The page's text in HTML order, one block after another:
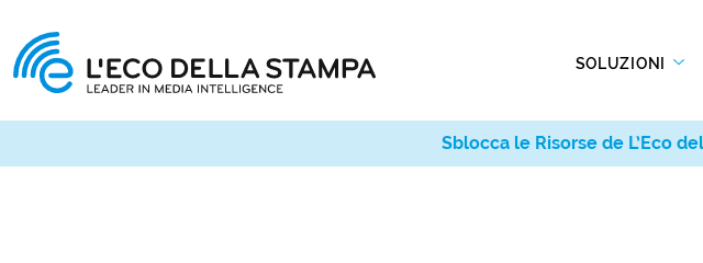
SOLUZIONI
Sblocca le Risorse de L’Eco